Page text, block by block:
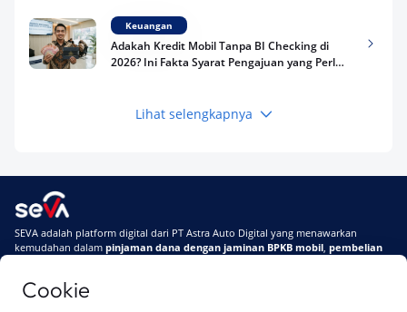
Cookie
Keuangan
Adakah Kredit Mobil Tanpa BI Checking di
2026? Ini Fakta Syarat Pengajuan yang Perlu
Keuangan
Terpercaya
Telat Bayar Pinjol 2 Hari, Apakah Langsung
Masuk BI Checking? Simak Peraturan
Lihat selengkapnya
SEVA adalah platform digital dari PT Astra Auto Digital yang menawarkan
kemudahan dalam pinjaman dana dengan jaminan BPKB mobil, pembelian
Di SEVA, BPKB mobilmu #BisaJadiDuit